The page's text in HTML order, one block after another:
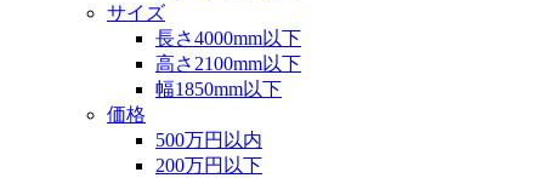
サイズ
長さ4000mm以下
高さ2100mm以下
幅1850mm以下
価格
500万円以内
200万円以下